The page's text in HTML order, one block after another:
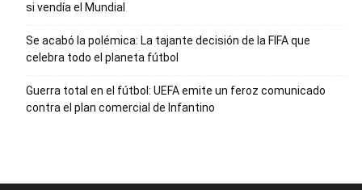
si vendía el Mundial
Se acabó la polémica: La tajante decisión de la FIFA que
celebra todo el planeta fútbol
Guerra total en el fútbol: UEFA emite un feroz comunicado
contra el plan comercial de Infantino